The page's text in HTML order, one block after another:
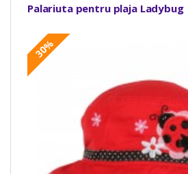
Palariuta pentru plaja Ladybug
30%